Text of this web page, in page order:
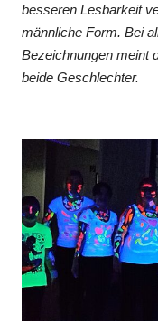
besseren Lesbarkeit
männliche Form. Bei
Bezeichnungen meint
beide Geschlechter.